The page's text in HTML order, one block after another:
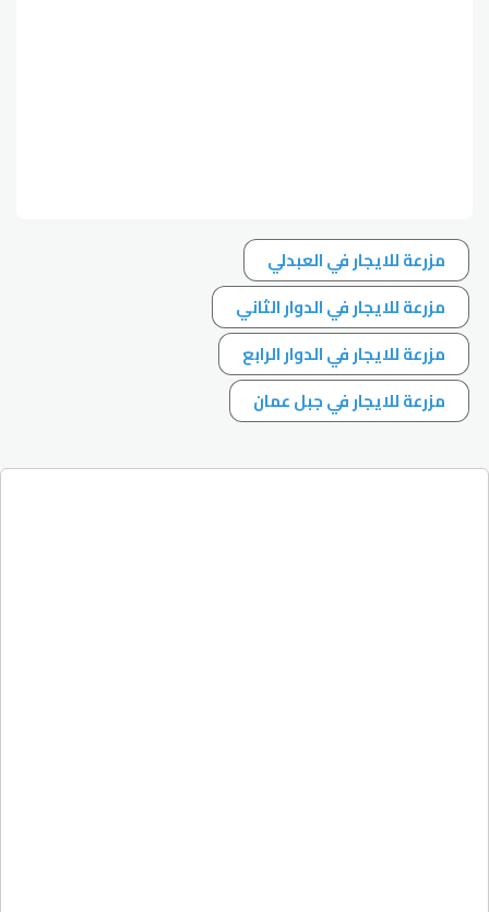
مزرعة للايجار في العبدلي
مزرعة للايجار في الدوار الثاني
مزرعة للايجار في الدوار الرابع
مزرعة للايجار في جبل عمان